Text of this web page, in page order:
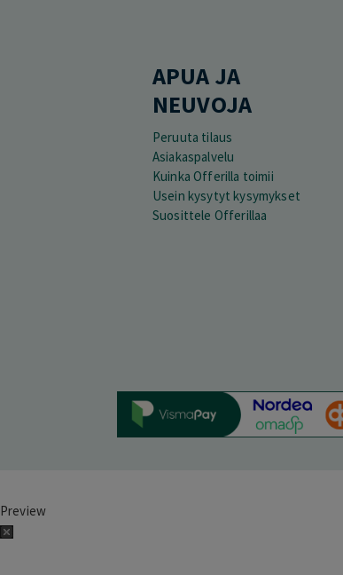
APUA JA
NEUVOJA
Peruuta tilaus
Asiakaspalvelu
Kuinka Offerilla toimii
Usein kysytyt kysymykset
Suosittele Offerillaa
Preview